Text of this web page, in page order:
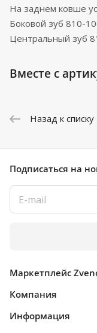
На заднем ковше
Боковой зуб 810-
Центральный зуб
Вместе с
Назад к списку
Подписаться на
Маркетплейс
Компания
Информация